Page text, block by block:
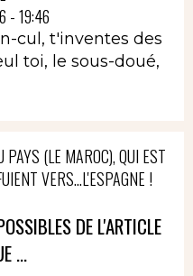
- 19:46
cul, t'inventes des
toi, le sous-doué,
(LE MAROC), QUI EST
VERS...L'ESPAGNE !
DE L'ARTICLE
...